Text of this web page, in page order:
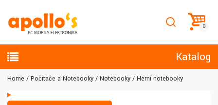
Katalog
Home Počítače a Notebooky Notebooky Herní notebooky